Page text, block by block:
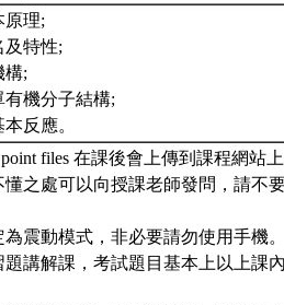
原理;
及特性;
構;
機分子結構;
反應。
files 在課後會上傳到課程網站
懂之處可以向授課老師發問，請不
震動模式，非必要請勿使用手機。
講解課，考試題目基本上以上課